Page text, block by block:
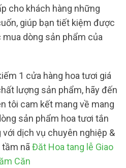
cho khách hàng những
giúp bạn tiết kiệm được
dòng sản phẩm của
1 cửa hàng hoa tươi giá
lượng sản phẩm, hãy đến
tôi cam kết mang về mang
sản phẩm hoa tươi tắn
dịch vụ chuyên nghiệp &
nã Đăt Hoa tang lễ Giao
Căn